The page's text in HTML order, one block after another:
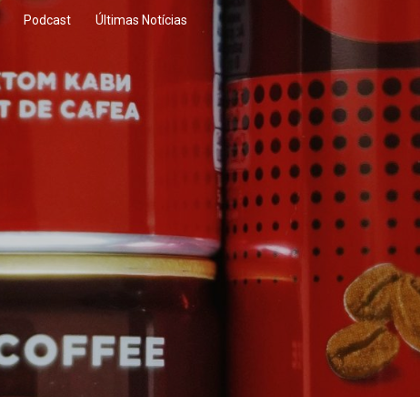
Podcast Últimas Notícias